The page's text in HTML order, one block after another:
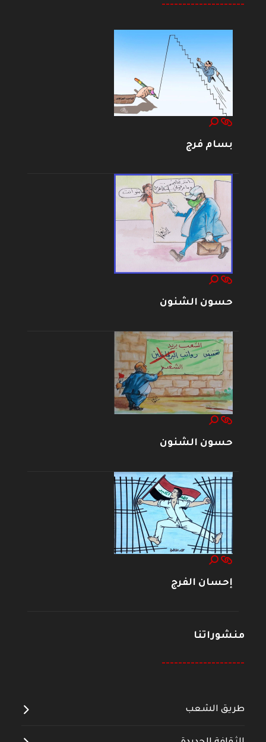
--------------------
بسام فرج
حسون الشنون
حسون الشنون
إحسان الفرج
منشوراتنا
--------------------
طريق الشعب